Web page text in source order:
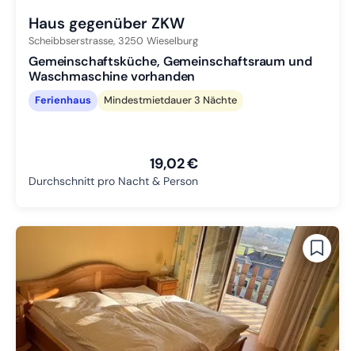
Haus gegenüber ZKW
Scheibbserstrasse, 3250 Wieselburg
Gemeinschaftsküche, Gemeinschaftsraum und
Waschmaschine vorhanden
Ferienhaus Mindestmietdauer 3 Nächte
19,02 €
Durchschnitt pro Nacht & Person